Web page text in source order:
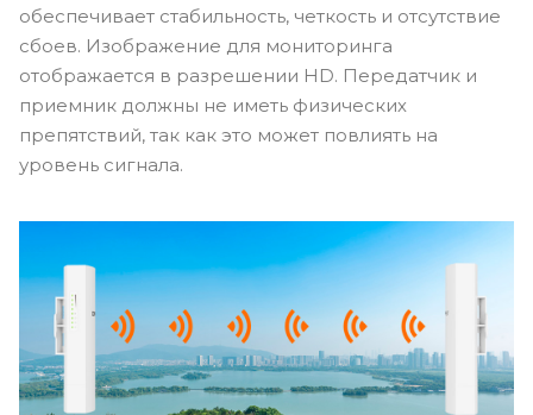
обеспечивает стабильность, четкость и отсутствие
сбоев. Изображение для мониторинга
отображается в разрешении HD. Передатчик и
приемник должны не иметь физических
препятствий, так как это может повлиять на
уровень сигнала.